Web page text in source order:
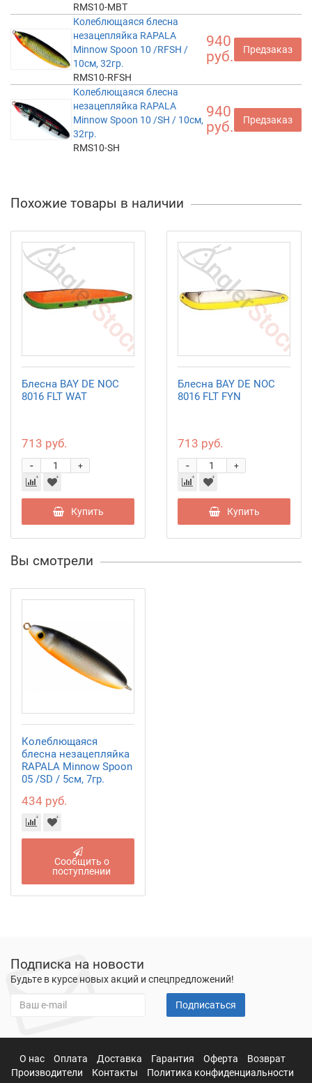
RMS10-MBT
Колеблющаяся блесна
незацепляйка RAPALA
Minnow Spoon 10 /RFSH /
10см, 32гр.
RMS10-RFSH
940
руб.
Предзаказ
Колеблющаяся блесна
незацепляйка RAPALA
Minnow Spoon 10 /SH / 10см,
32гр.
RMS10-SH
940
руб.
Предзаказ
Похожие товары в наличии
Блесна BAY DE NOC
8016 FLT WAT
713 руб.
+
-
Купить
Блесна BAY DE NOC
8016 FLT FYN
713 руб.
+
-
Купить
Вы смотрели
Колеблющаяся
блесна незацепляйка
RAPALA Minnow Spoon
05 /SD / 5см, 7гр.
434 руб.
Сообщить о
поступлении
Подписка на новости
Будьте в курсе новых акций и спецпредложений!
Подписаться
О нас Оплата Доставка Гарантия Оферта
Возврат
Производители
Контакты Политика конфиденциальности